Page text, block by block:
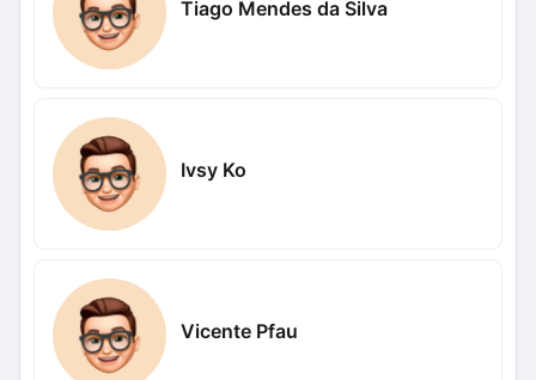
Tiago Mendes da Silva
Ivsy Ko
Vicente Pfau